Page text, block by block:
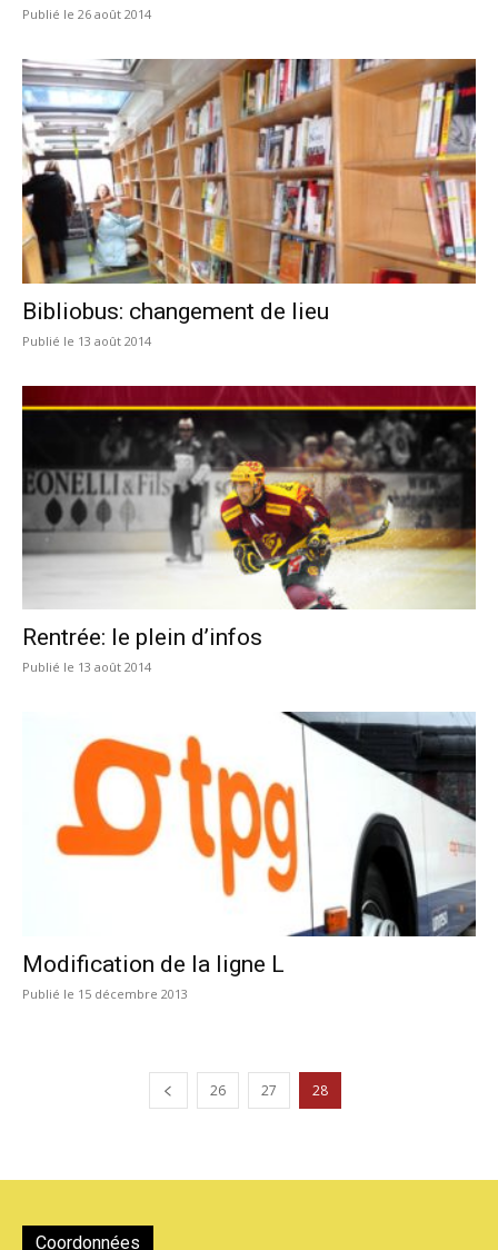
26 août 2014
Bibliobus: changement de lieu
13 août 2014
Rentrée: le plein d’infos
13 août 2014
Modification de la ligne L
15 décembre 2013
26 27 28
Coordonnées